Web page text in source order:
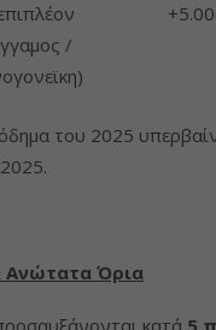
/
του 2025
Ανώτατα Όρια
κατά 5